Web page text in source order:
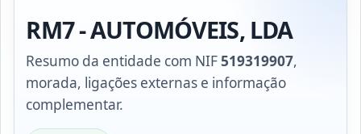
RM7 - AUTOMÓVEIS, LDA
Resumo da entidade com NIF519319907,
morada, ligações externas e informação
complementar.